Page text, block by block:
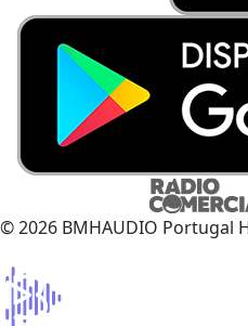
© 2026 BMHAUDIO Portugal